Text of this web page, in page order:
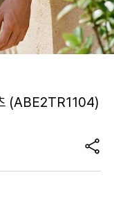
(ABE2TR1104)